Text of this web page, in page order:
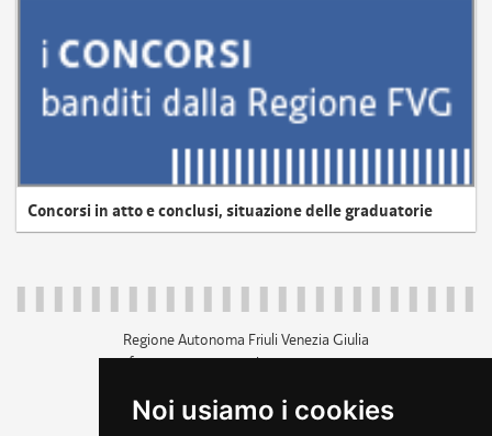
Noi usiamo i cookies
Concorsi in atto e conclusi, situazione delle graduatorie
Regione Autonoma Friuli Venezia Giulia
c.f. 80014930327; p.iva 00526040324
+39 040 3771111